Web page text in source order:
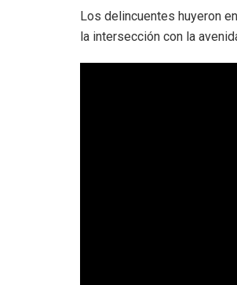
Los delincuentes huyeron
la intersección con la